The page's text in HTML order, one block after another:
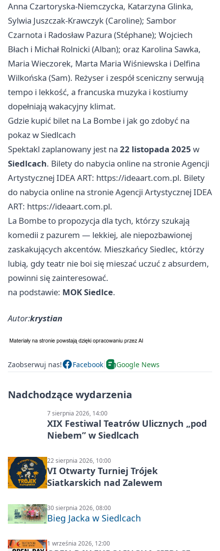
Anna Czartoryska‑Niemczycka, Katarzyna Glinka,
Sylwia Juszczak‑Krawczyk (Caroline); Sambor
Czarnota i Radosław Pazura (Stéphane); Wojciech
Błach i Michał Rolnicki (Alban); oraz Karolina Sawka,
Maria Wieczorek, Marta Maria Wiśniewska i Delfina
Wilkońska (Sam). Reżyser i zespół sceniczny serwują
tempo i lekkość, a francuska muzyka i kostiumy
dopełniają wakacyjny klimat.
Gdzie kupić bilet na La Bombe i jak go zdobyć na
pokaz w Siedlcach
Spektakl zaplanowany jest na 22 listopada 2025 w
Siedlcach. Bilety do nabycia online na stronie Agencji
Artystycznej IDEA ART: https://ideaart.com.pl. Bilety
do nabycia online na stronie Agencji Artystycznej IDEA
ART: https://ideaart.com.pl.
La Bombe to propozycja dla tych, którzy szukają
komedii z pazurem — lekkiej, ale niepozbawionej
zaskakujących akcentów. Mieszkańcy Siedlec, którzy
lubią, gdy teatr nie boi się mieszać uczuć z absurdem,
powinni się zainteresować.
na podstawie: MOK Siedlce.
Autor:krystian
Zaobserwuj nas! Facebook Google News
Nadchodzące wydarzenia
7 sierpnia 2026, 14:00
XIX Festiwal Teatrów Ulicznych „pod
Niebem” w Siedlcach
22 sierpnia 2026, 10:00
VI Otwarty Turniej Trójek
Siatkarskich nad Zalewem
30 sierpnia 2026, 08:00
Bieg Jacka w Siedlcach
1 września 2026, 12:00